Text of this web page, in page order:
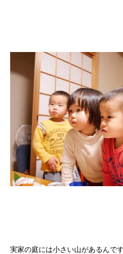
実家の庭には小さい山があるんで